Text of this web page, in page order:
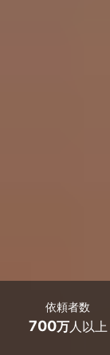
依頼者数
700万人以上